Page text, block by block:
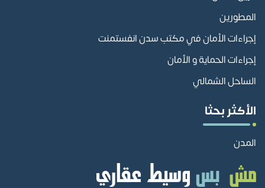
المطورين
إجراءات الأمان في مكتب سدن انفستمنت
إجراءات الحماية و الأمان
الساحل الشمالي
الأكثر بحثا
المدن